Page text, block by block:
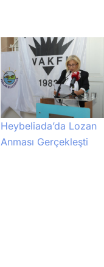
Heybeliada’da Lozan
Anması Gerçekleşti